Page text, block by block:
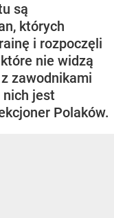
są
których
i rozpoczęli
nie widzą
zawodnikami
jest
Polaków.